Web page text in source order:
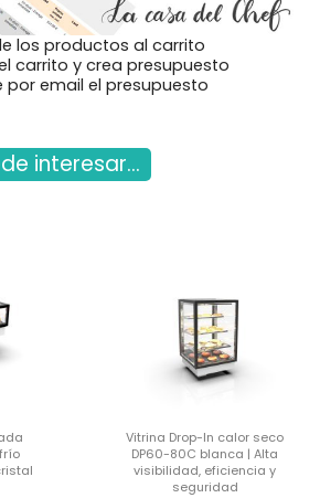
los productos al carrito
carrito y crea presupuesto
por email el presupuesto
interesar...
Vitrina Drop-In calor seco
DP60-80C blanca | Alta
visibilidad, eficiencia y
seguridad